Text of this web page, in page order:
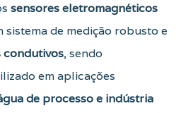
sensores eletromagnéticos
sistema de medição robusto e
condutivos, sendo
em aplicações
de processo e indústria